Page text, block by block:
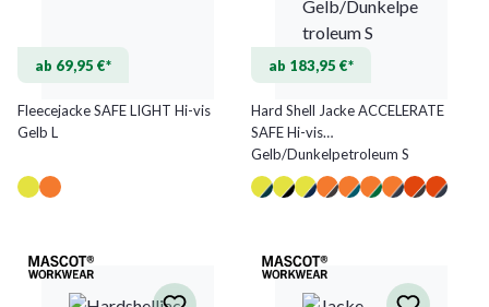
ab 69,95 €*
Fleecejacke SAFE LIGHT Hi-vis
Gelb L
ab 183,95 €*
Hard Shell Jacke ACCELERATE
SAFE Hi-vis
Gelb/Dunkelpetroleum S